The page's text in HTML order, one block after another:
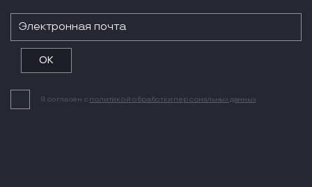
Я согласен с политикой обработки персональных данных